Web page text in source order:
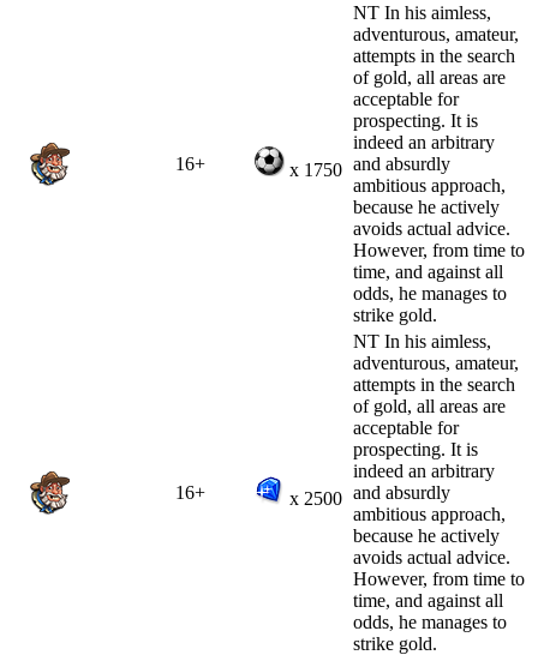
16+ x 1750
NT In his aimless,
adventurous, amateur,
attempts in the search
of gold, all areas are
acceptable for
prospecting. It is
indeed an arbitrary
and absurdly
ambitious approach,
because he actively
avoids actual advice.
However, from time to
time, and against all
odds, he manages to
strike gold.
16+ x 2500
NT In his aimless,
adventurous, amateur,
attempts in the search
of gold, all areas are
acceptable for
prospecting. It is
indeed an arbitrary
and absurdly
ambitious approach,
because he actively
avoids actual advice.
However, from time to
time, and against all
odds, he manages to
strike gold.